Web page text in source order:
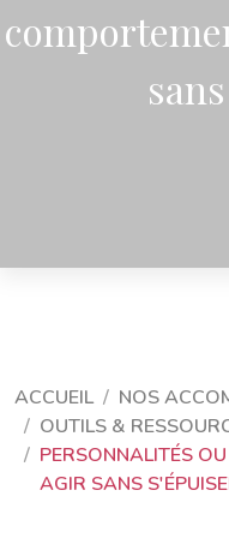
ACCUEIL
NOS
OUTILS &
PERSONNALITÉS
AGIR SANS